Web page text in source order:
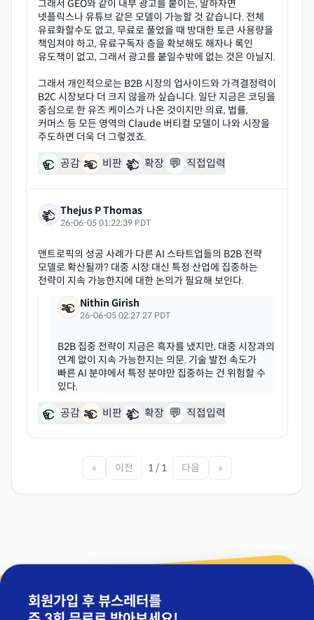
그래서 GEO와 같이 내부 광고를 붙이는, 말하자면
넷플릭스나 유튜브 같은 모델이 가능할 것 같습니다. 전체
유료화할수도 없고, 무료로 풀었을 때 방대한 토큰 사용량을
책임져야 하고, 유료구독자 층을 확보해도 해자나 록인
유도책이 없고, 그래서 광고를 붙일수밖에 없는 것은 아닐지.
그래서 개인적으로는 B2B 시장의 업사이드와 가격결정력이
B2C 시장보다 더 크지 않을까 싶습니다. 일단 지금은 코딩을
중심으로 한 유즈 케이스가 나온 것이지만 의료, 법률,
커머스 등 모든 영역의 Claude 버티컬 모델이 나와 시장을
공감 비판 확장 💬 직접입력
Thejus P Thomas
26-06-05 01:22:39 PDT
앤트로픽의 성공 사례가 다른 AI 스타트업들의 B2B 전략
모델로 확산될까? 대중 시장 대신 특정 산업에 집중하는
Nithin Girish
26-06-05 02:27:27 PDT
B2B 집중 전략이 지금은 흑자를 냈지만, 대중 시장과의
연계 없이 지속 가능한지는 의문. 기술 발전 속도가
빠른 AI 분야에서 특정 분야만 집중하는 건 위험할 수
공감 비판 확장 💬 직접입력
« 이전 1 / 1 다음 »
회원가입 후 뷰스레터를